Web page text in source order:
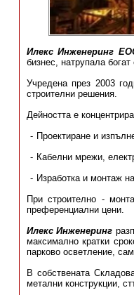
Илекс Инженеринг
бизнес, натрупала
Учредена през 2003
строителни решения.
Дейността е
Проектиране и
Кабелни мрежи,
Изработка и монтаж
При строително -
преференциални цени.
Илекс Инженеринг
максимално кратки
парково осветление,
В собствената
метални конструкции,